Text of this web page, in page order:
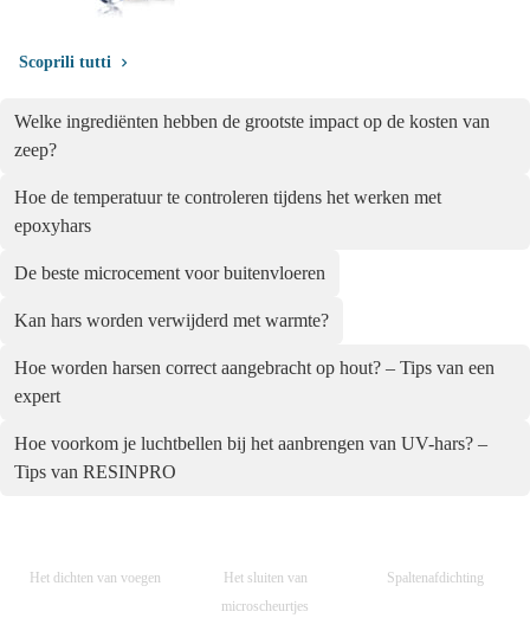
Scoprili tutti
Welke ingrediënten hebben de grootste impact op de kosten van
zeep?
Hoe de temperatuur te controleren tijdens het werken met
epoxyhars
De beste microcement voor buitenvloeren
Kan hars worden verwijderd met warmte?
Hoe worden harsen correct aangebracht op hout? – Tips van een
expert
Hoe voorkom je luchtbellen bij het aanbrengen van UV-hars? –
Tips van RESINPRO
Het dichten van voegen
Het sluiten van
microscheurtjes
Spaltenafdichting